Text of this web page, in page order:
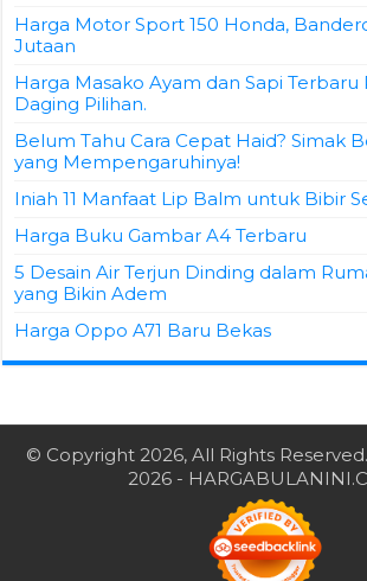
Harga Motor Sport 150 Honda,
Jutaan
Harga Masako Ayam dan Sapi Terbaru
Daging Pilihan.
Belum Tahu Cara Cepat Haid? Simak
yang Mempengaruhinya!
Iniah 11 Manfaat Lip Balm untuk Bibir
Harga Buku Gambar A4 Terbaru
5 Desain Air Terjun Dinding dalam
yang Bikin Adem
Harga Oppo A71 Baru Bekas
© Copyright 2026, All Rights Reserved.
2026-